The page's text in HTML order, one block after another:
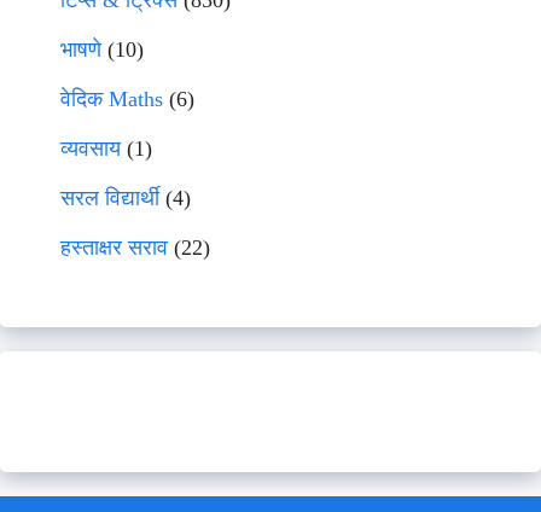
भाषणे(10)
वेदिक Maths (6)
व्यवसाय(1)
सरल विद्यार्थी(4)
हस्ताक्षर सराव (22)